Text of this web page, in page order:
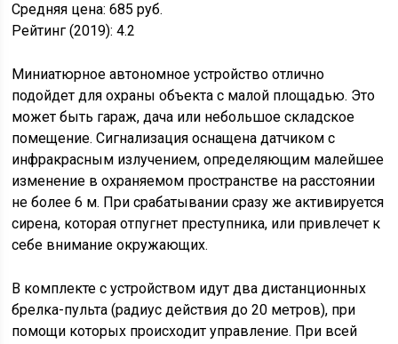
Средняя цена:685 руб.
Рейтинг (2019):4.2
Миниатюрное автономное устройство отлично
подойдет для охраны объекта с малой площадью. Это
может быть гараж, дача или небольшое складское
помещение. Сигнализация оснащена датчиком с
инфракрасным излучением, определяющим малейшее
изменение в охраняемом пространстве на расстоянии
не более 6 м. При срабатывании сразу же активируется
сирена, которая отпугнет преступника, или привлечет к
себе внимание окружающих.
В комплекте с устройством идут два дистанционных
брелка-пульта (радиус действия до 20 метров), при
помощи которых происходит управление. При всей